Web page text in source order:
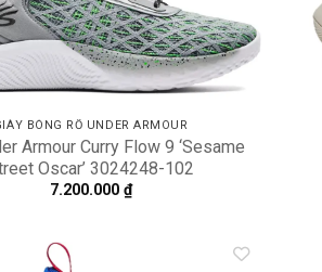
BÓNG RỔ UNDER ARMOUR
Armour Curry Flow 9 ‘Sesame
Oscar’ 3024248-102
7.200.000 ₫